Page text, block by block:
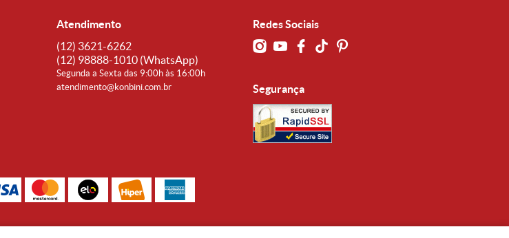
Atendimento
(12) 3621-6262
(12) 98888-1010 (WhatsApp)
Segunda a Sexta das 9:00h às 16:00h
atendimento@konbini.com.br
Redes Sociais
Segurança